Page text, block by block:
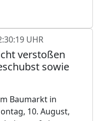
UHR
verstoßen
sowie
Baumarkt in
10. August,